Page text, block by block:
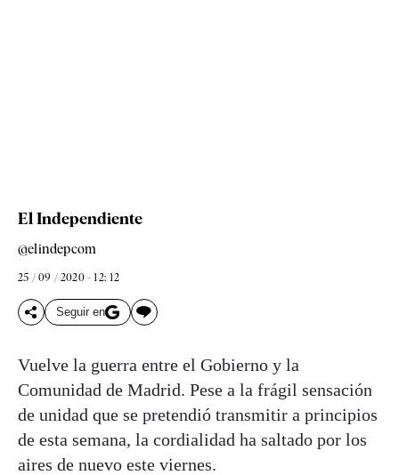
El Independiente
@elindepcom
25 / 09 / 2020 - 12: 12
Seguir en
Vuelve la guerra entre el Gobierno y la
Comunidad de Madrid. Pese a la frágil sensación
de unidad que se pretendió transmitir a principios
de esta semana, la cordialidad ha saltado por los
aires de nuevo este viernes.